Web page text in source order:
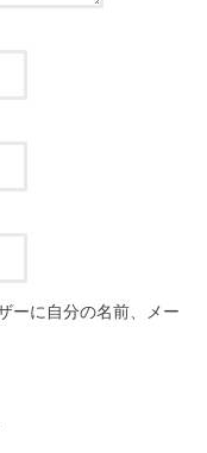
ーに自分の名前、メー